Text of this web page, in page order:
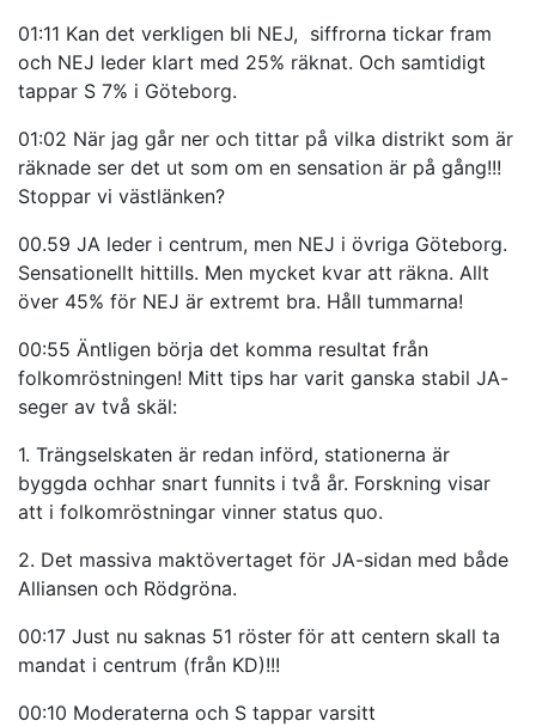
01:11 Kan det verkligen bli NEJ, siffrorna tickar fram
och NEJ leder klart med 25% räknat. Och samtidigt
tappar S 7% i Göteborg.
01:02 När jag går ner och tittar på vilka distrikt som är
räknade ser det ut som om en sensation är på gång!!!
Stoppar vi västlänken?
00.59 JA leder i centrum, men NEJ i övriga Göteborg.
Sensationellt hittills. Men mycket kvar att räkna. Allt
över 45% för NEJ är extremt bra. Håll tummarna!
00:55 Äntligen börja det komma resultat från
folkomröstningen! Mitt tips har varit ganska stabil JA-
seger av två skäl:
1. Trängselskaten är redan införd, stationerna är
byggda ochhar snart funnits i två år. Forskning visar
att i folkomröstningar vinner status quo.
2. Det massiva maktövertaget för JA-sidan med både
Alliansen och Rödgröna.
00:17 Just nu saknas 51 röster för att centern skall ta
mandat i centrum (från KD)!!!
00:10 Moderaterna och S tappar varsitt